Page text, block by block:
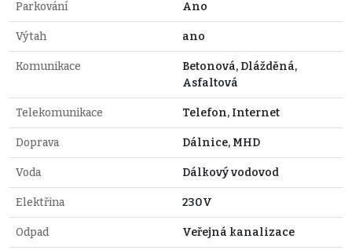
Parkování Ano
Výtah ano
Komunikace
Betonová, Dlážděná,
Asfaltová
Telekomunikace Telefon, Internet
Doprava Dálnice, MHD
Voda Dálkový vodovod
Elektřina 230V
Odpad Veřejná kanalizace